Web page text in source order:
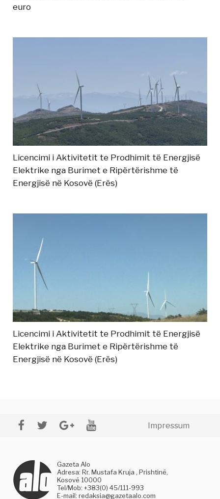
euro
Licencimi i Aktivitetit te Prodhimit të Energjisë
Elektrike nga Burimet e Ripërtërishme të
Energjisë në Kosovë (Erës)
Licencimi i Aktivitetit te Prodhimit të Energjisë
Elektrike nga Burimet e Ripërtërishme të
Energjisë në Kosovë (Erës)
Impressum
Gazeta Alo
Adresa: Rr. Mustafa Kruja , Prishtinë,
Kosovë 10000
Tel/Mob: +383(0) 45/111-993
E-mail:redaksia@gazetaalo.com